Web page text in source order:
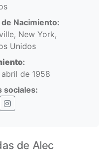
Nacimiento:
New York,
Unidos
:
de 1958
sociales:
Instagram
de Alec